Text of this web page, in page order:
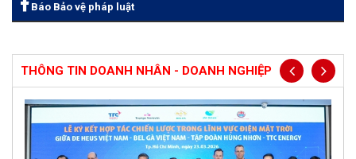
Báo Bảo vệ pháp luật
THÔNG TIN DOANH NHÂN - DOANH NGHIỆP